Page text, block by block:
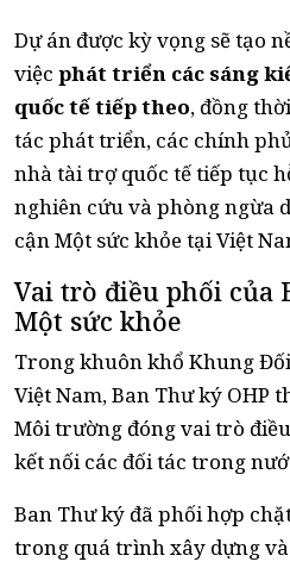
Dự án được kỳ vọng sẽ tạo
việc phát triển các sáng
quốc tế tiếp theo, đồng
tác phát triển, các chính
nhà tài trợ quốc tế tiếp tục
nghiên cứu và phòng ngừa
cận Một sức khỏe tại Việt
Vai trò điều phối của
Một sức khỏe
Trong khuôn khổ Khung
Việt Nam, Ban Thư ký OHP
Môi trường đóng vai trò
kết nối các đối tác trong
Ban Thư ký đã phối hợp
trong quá trình xây dựng